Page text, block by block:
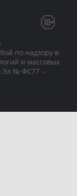
по надзору в
и массовых
Эл № ФС77 –